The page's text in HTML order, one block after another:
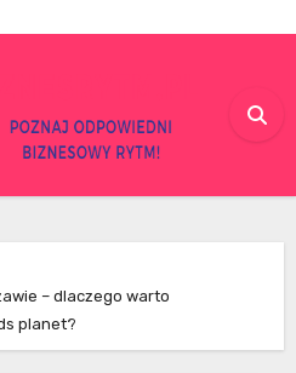
– dlaczego warto
planet?